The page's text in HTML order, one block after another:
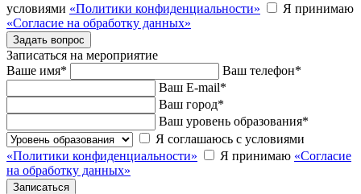
условиями «Политики конфиденциальности»
Я принимаю
«Согласие на обработку данных»
Записаться на мероприятие
Ваше имя* Ваш телефон*
Ваш E-mail*
Ваш город*
Ваш уровень образования*
Я соглашаюсь с условиями
«Политики конфиденциальности»
Я принимаю «Согласие
на обработку данных»